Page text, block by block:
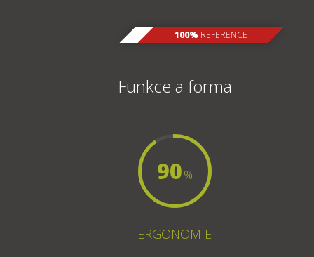
100% REFERENCE
Funkce a forma
90%
ERGONOMIE